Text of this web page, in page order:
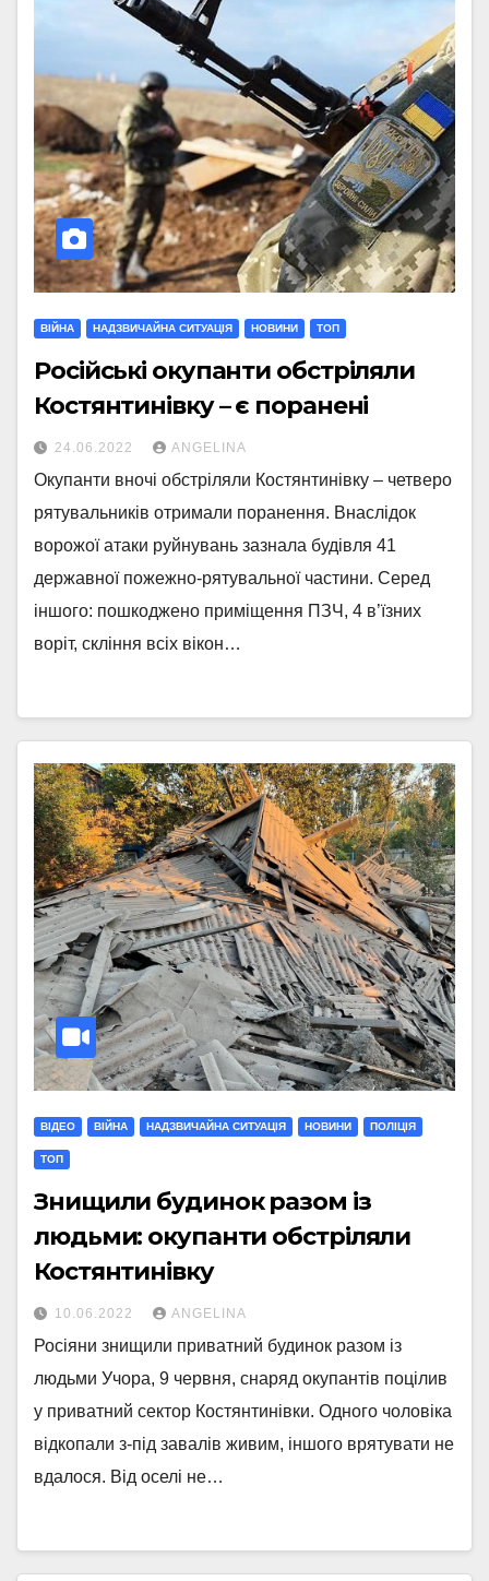
ВІЙНА НАДЗВИЧАЙНА СИТУАЦІЯ НОВИНИ ТОП
Російські окупанти обстріляли
Костянтинівку – є поранені
24.06.2022 ANGELINA
Окупанти вночі обстріляли Костянтинівку – четверо
рятувальників отримали поранення. Внаслідок
ворожої атаки руйнувань зазнала будівля 41
державної пожежно-рятувальної частини. Серед
іншого: пошкоджено приміщення ПЗЧ, 4 в’їзних
воріт, скління всіх вікон…
ВІДЕО ВІЙНА НАДЗВИЧАЙНА СИТУАЦІЯ НОВИНИ ПОЛІЦІЯ
ТОП
Знищили будинок разом із
людьми: окупанти обстріляли
Костянтинівку
10.06.2022 ANGELINA
Росіяни знищили приватний будинок разом із
людьми Учора, 9 червня, снаряд окупантів поцілив
у приватний сектор Костянтинівки. Одного чоловіка
відкопали з-під завалів живим, іншого врятувати не
вдалося. Від оселі не…